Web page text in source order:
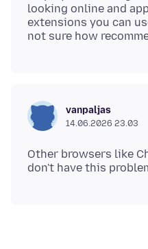
looking online and
extensions you can
vanpaljas
14.06.2026 23.03
Other browsers like